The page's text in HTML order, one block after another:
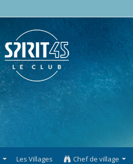
Les Villages Chef de village